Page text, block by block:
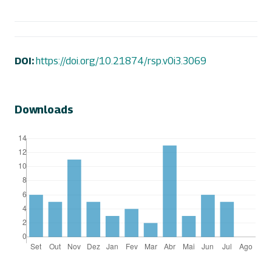
DOI:https://doi.org/10.21874/rsp.v0i3.3069
Downloads